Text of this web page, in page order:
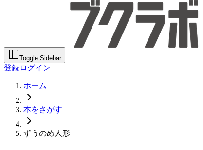
Toggle Sidebar
登録ログイン
ホーム
本をさがす
ずうのめ人形